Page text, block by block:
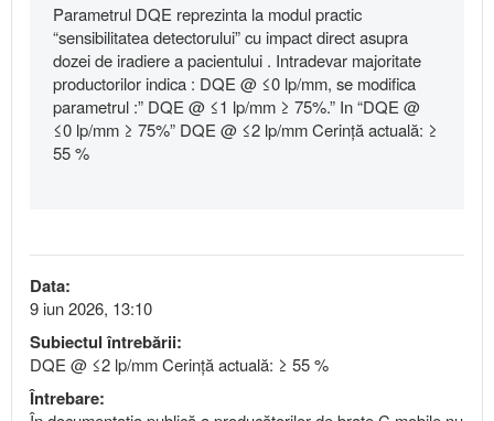
Parametrul DQE reprezinta la modul practic
“sensibilitatea detectorului” cu impact direct asupra
dozei de iradiere a pacientului . Intradevar majoritate
productorilor indica : DQE @ ≤0 lp/mm, se modifica
parametrul :” DQE @ ≤1 lp/mm ≥ 75%.” In “DQE @
≤0 lp/mm ≥ 75%” DQE @ ≤2 lp/mm Cerință actuală: ≥
55 %
Data:
9 iun 2026, 13:10
Subiectul întrebării:
DQE @ ≤2 lp/mm Cerință actuală: ≥ 55 %
Întrebare: